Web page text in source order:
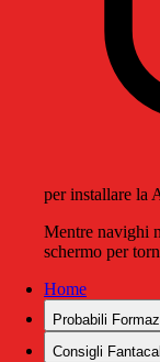
per installare la
Mentre navighi
schermo per
Home
Probabili
Consigli